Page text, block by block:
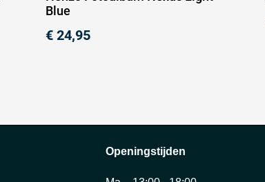
Blue
€ 24,95
Openingstijden